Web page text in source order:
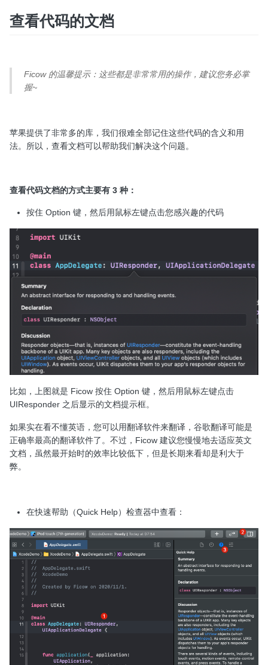
查看代码的文档
Ficow 的温馨提示：这些都是非常常用的操作，建议您务必掌
握~
苹果提供了非常多的库，我们很难全部记住这些代码的含义和用
法。所以，查看文档可以帮助我们解决这个问题。
查看代码文档的方式主要有 3 种：
按住 Option 键，然后用鼠标左键点击您感兴趣的代码
比如，上图就是 Ficow 按住 Option 键，然后用鼠标左键点击
UIResponder 之后显示的文档提示框。
如果实在看不懂英语，您可以用翻译软件来翻译，谷歌翻译可能是
正确率最高的翻译软件了。不过，Ficow 建议您慢慢地去适应英文
文档，虽然最开始时的效率比较低下，但是长期来看却是利大于
弊。
在快速帮助（Quick Help）检查器中查看：